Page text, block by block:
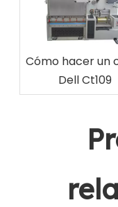
alambre de
Cómo hacer un
Dell Ct109